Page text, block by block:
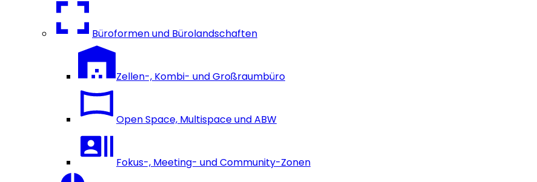
Büroformen und Bürolandschaften
Zellen-, Kombi- und Großraumbüro
Open Space, Multispace und ABW
Fokus-, Meeting- und Community-Zonen